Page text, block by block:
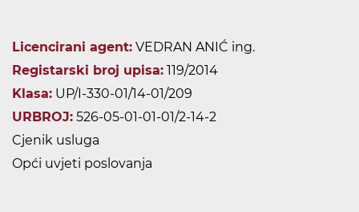
Licencirani agent: VEDRAN ANIĆ ing.
Registarski broj upisa: 119/2014
Klasa: UP/I-330-01/14-01/209
URBROJ: 526-05-01-01-01/2-14-2
Cjenik usluga
Opći uvjeti poslovanja